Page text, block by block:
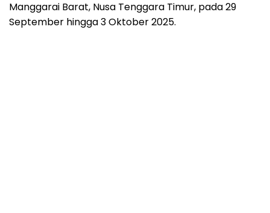
Manggarai Barat, Nusa Tenggara Timur, pada 29
September hingga 3 Oktober 2025.